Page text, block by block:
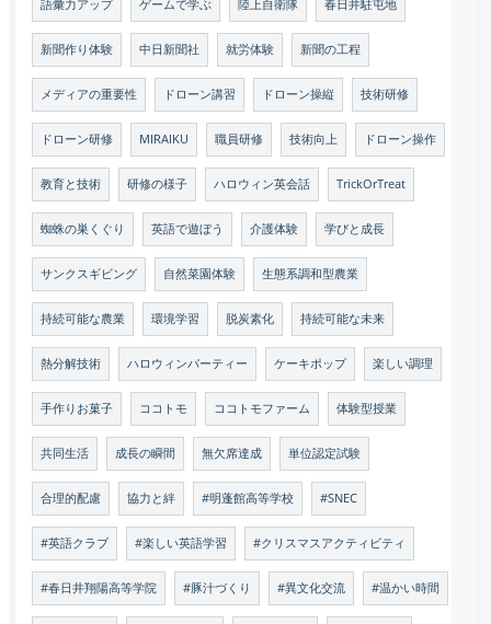
語彙力アップ ゲームで学ぶ 陸上自衛隊 春日井駐屯地
新聞作り体験 中日新聞社 就労体験 新聞の工程
メディアの重要性 ドローン講習 ドローン操縦 技術研修
ドローン研修 MIRAIKU 職員研修 技術向上 ドローン操作
教育と技術 研修の様子 ハロウィン英会話 TrickOrTreat
蜘蛛の巣くぐり 英語で遊ぼう 介護体験 学びと成長
サンクスギビング 自然菜園体験 生態系調和型農業
持続可能な農業 環境学習 脱炭素化 持続可能な未来
熱分解技術 ハロウィンパーティー ケーキポップ 楽しい調理
手作りお菓子 ココトモ ココトモファーム 体験型授業
共同生活 成長の瞬間 無欠席達成 単位認定試験
合理的配慮 協力と絆 #明蓬館高等学校 #SNEC
#英語クラブ #楽しい英語学習 #クリスマスアクティビティ
#春日井翔陽高等学院 #豚汁づくり #異文化交流 #温かい時間